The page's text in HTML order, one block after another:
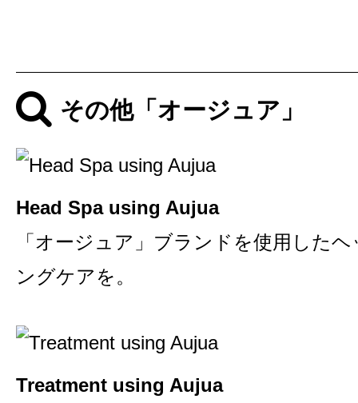
その他「オージュア」
Head Spa using Aujua
「オージュア」ブランドを使用した
ングケアを。
Treatment using Aujua